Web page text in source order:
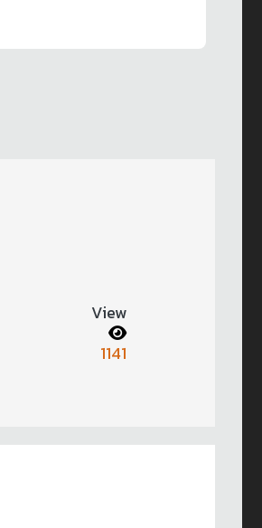
View
1141